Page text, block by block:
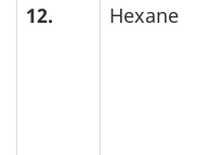
12.
Hexane